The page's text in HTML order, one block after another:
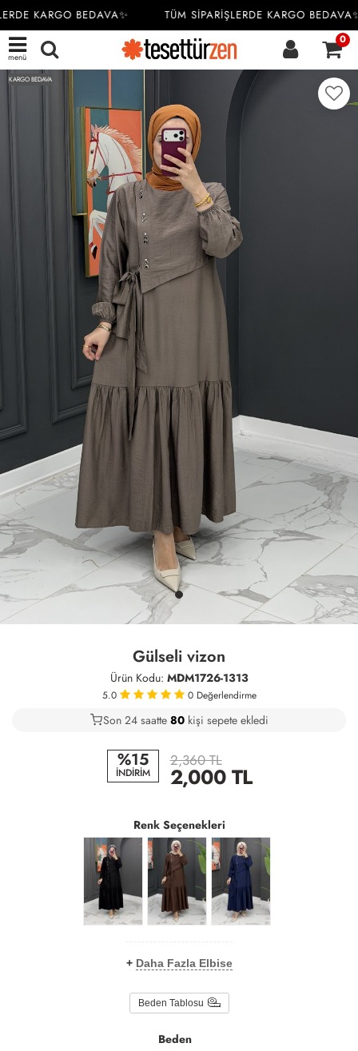
KARGO BEDAVA✨ TÜM SİPARİŞLERDE KARGO BEDAVA✨
menü
0
KARGO BEDAVA
Gülseli vizon
Ürün Kodu: MDM1726-1313
5.0 0 Değerlendirme
41
Son 24 saatte 82kişi sepete ekledi
24
%15
İNDİRİM
2,360 TL
2,000TL
Renk Seçenekleri
+ Daha Fazla Elbise
Beden Tablosu
Beden